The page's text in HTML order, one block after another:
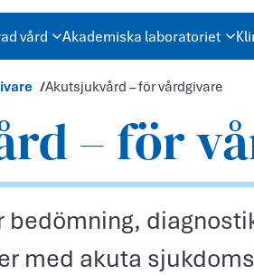
vård Akademiska laboratoriet
Akutsjukvård – för vårdgivare
– för
med akuta